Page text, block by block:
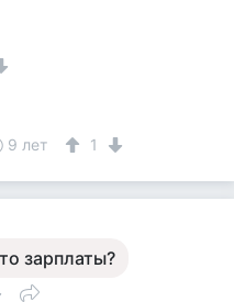
9 лет 1
зарплаты?